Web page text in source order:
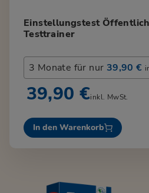
Einstellungstest
Testtrainer
3 Monate für nur 39,90 €
39,90 €inkl. MwSt.
In den Warenkorb